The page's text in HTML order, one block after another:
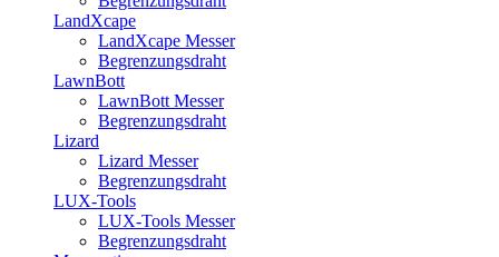
LandXcape
LandXcape Messer
Begrenzungsdraht
LawnBott
LawnBott Messer
Begrenzungsdraht
Lizard
Lizard Messer
Begrenzungsdraht
LUX-Tools
LUX-Tools Messer
Begrenzungsdraht